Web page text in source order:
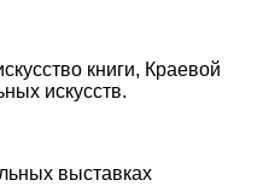
книги, Краевой
искусств.
выставках